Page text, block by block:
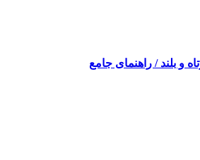
و بلند / راهنمای جامع